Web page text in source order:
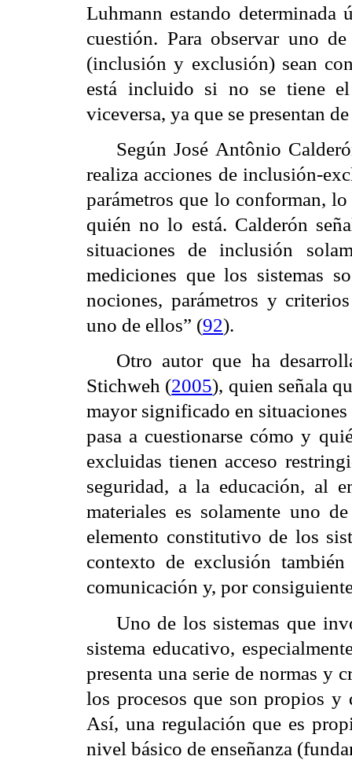
Luhmann estando determinada
cuestión. Para observar uno
(inclusión y exclusión) sean
está incluido si no se tiene
viceversa, ya que se presentan
Según José Antônio
realiza acciones de inclusión-
parámetros que lo conforman,
quién no lo está. Calderón
situaciones de inclusión
mediciones que los sistemas
nociones, parámetros y
uno de ellos” (92).
Otro autor que ha
Stichweh (2005), quien señala
mayor significado en
pasa a cuestionarse cómo y
excluidas tienen acceso
seguridad, a la educación, al
materiales es solamente uno
elemento constitutivo de los
contexto de exclusión
comunicación y, por
Uno de los sistemas que
sistema educativo,
presenta una serie de normas y
los procesos que son propios y
Así, una regulación que es
nivel básico de enseñanza